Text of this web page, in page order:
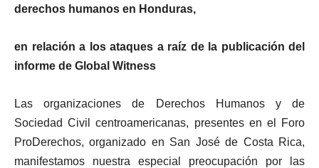
derechos humanos en Honduras,
en relación a los ataques a raíz de la publicación del
informe de Global Witness
Las organizaciones de Derechos Humanos y de
Sociedad Civil centroamericanas, presentes en el Foro
ProDerechos, organizado en San José de Costa Rica,
manifestamos nuestra especial preocupación por las